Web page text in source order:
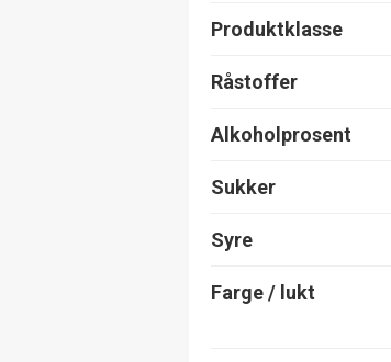
Produktklasse
Råstoffer
Alkoholprosent
Sukker
Syre
Farge / lukt